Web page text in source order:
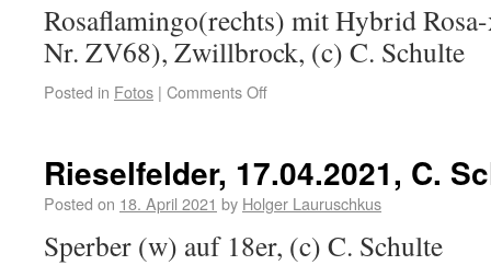
Rosaflamingo(rechts) mit Hybrid
Nr. ZV68), Zwillbrock, (c) C. Schulte
Posted in Fotos | Comments Off
Rieselfelder, 17.04.2021, C.
Posted on 18. April 2021 by Holger Lauruschkus
Sperber (w) auf 18er, (c) C. Schulte